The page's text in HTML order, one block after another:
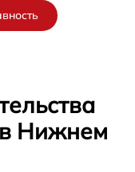
в Нижнем